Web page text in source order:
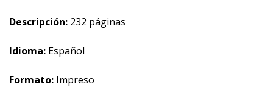
Descripción: 232 páginas
Idioma: Español
Formato: Impreso